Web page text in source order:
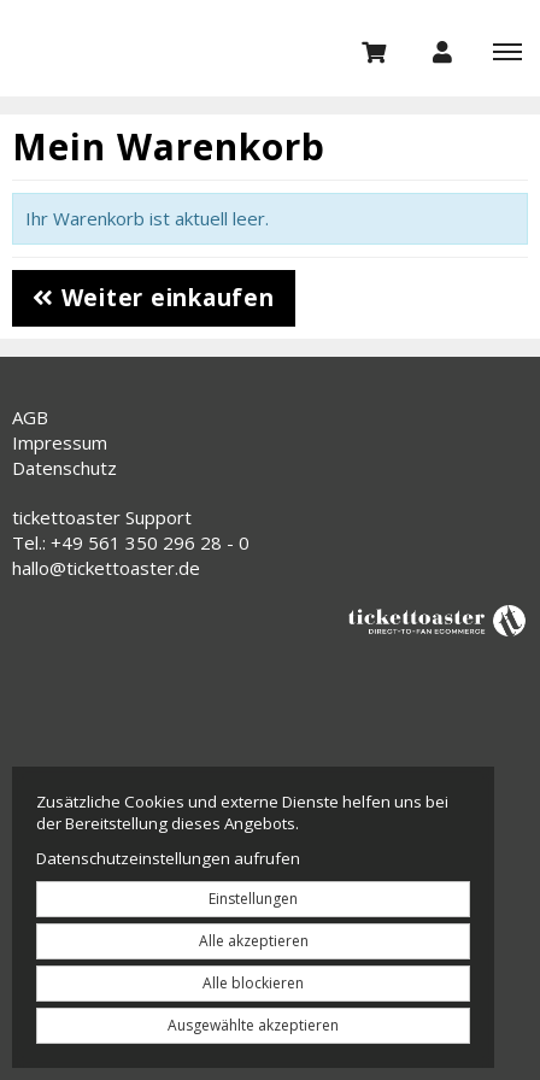
Mein Warenkorb
Ihr Warenkorb ist aktuell leer.
Weiter einkaufen
AGB
Impressum
Datenschutz
tickettoaster Support
Tel.: +49 561 350 296 28 - 0
hallo@tickettoaster.de
Zusätzliche Cookies und externe Dienste helfen uns bei
der Bereitstellung dieses Angebots.
Datenschutzeinstellungen aufrufen
Einstellungen
Alle akzeptieren
Alle blockieren
Ausgewählte akzeptieren